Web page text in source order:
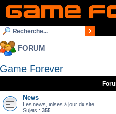
FORUM
Game Forever
News
Les news, mises à jour du site
Sujets : 355